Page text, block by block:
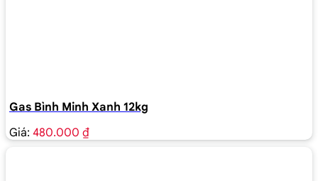
Gas Bình Minh Xanh 12kg
Giá: 480.000 ₫